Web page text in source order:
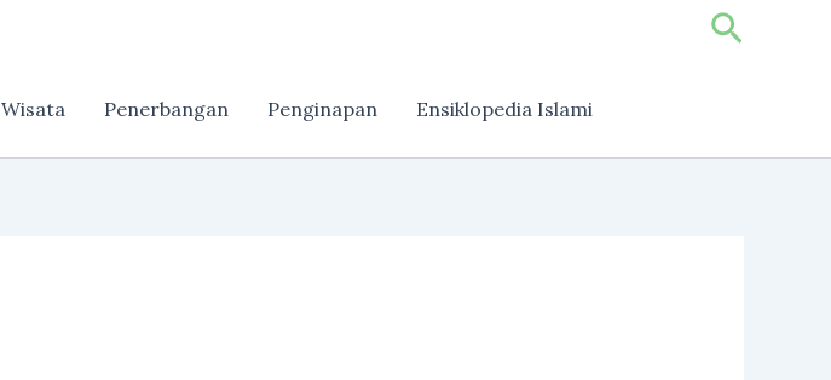
Search
Wisata Penerbangan Penginapan Ensiklopedia Islami